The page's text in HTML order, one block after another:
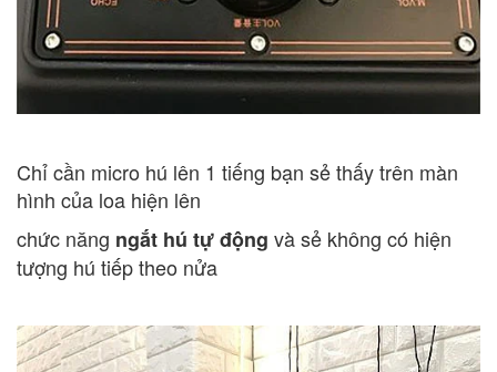
Chỉ cần micro hú lên 1 tiếng bạn sẻ thấy trên màn
hình của loa hiện lên
chức năng ngắt hú tự động và sẻ không có hiện
tượng hú tiếp theo nửa